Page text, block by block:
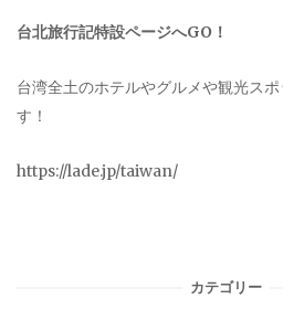
台北旅行記特設ページへGO！
台湾全土のホテルやグルメや観光ス
す！
https://lade.jp/taiwan/
カテゴリー